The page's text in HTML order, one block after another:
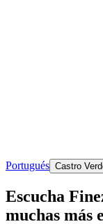
Portugués Castro
Escucha
muchas más